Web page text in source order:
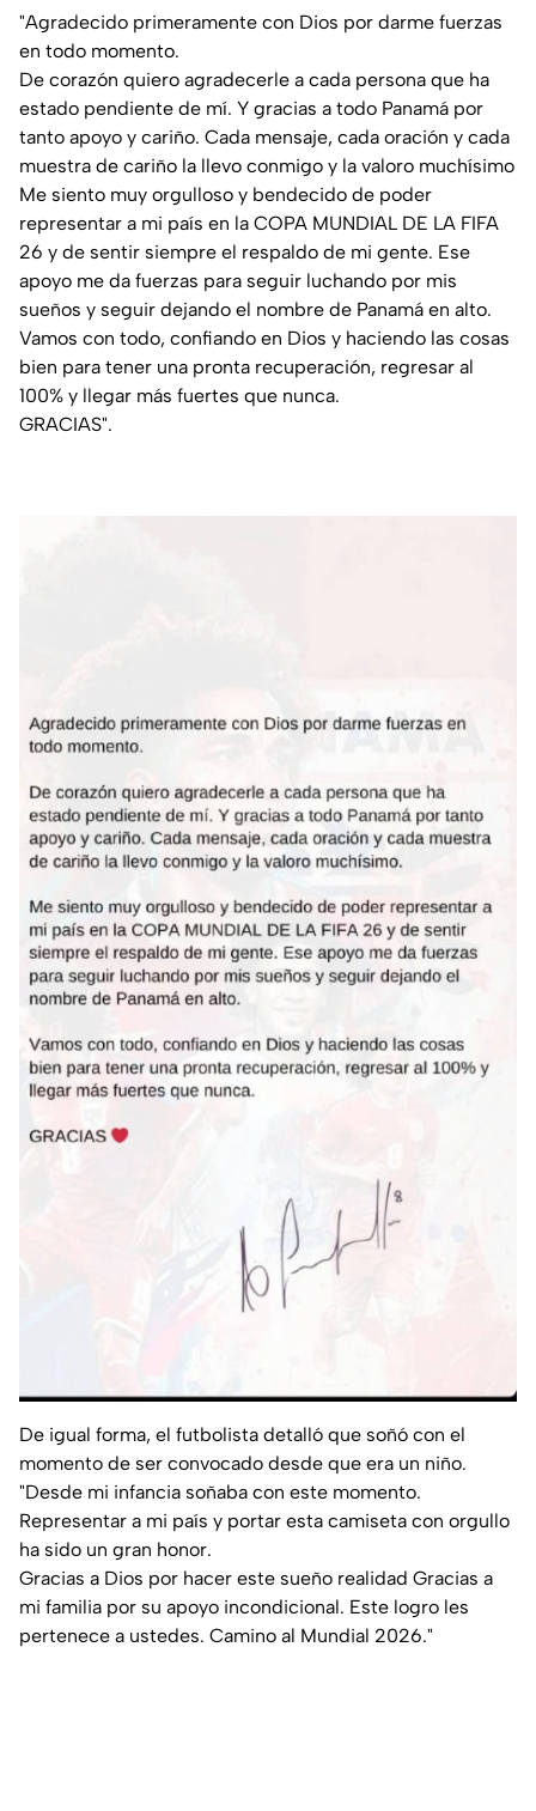
"Agradecido primeramente con Dios por darme fuerzas
en todo momento.
De corazón quiero agradecerle a cada persona que ha
estado pendiente de mí. Y gracias a todo Panamá por
tanto apoyo y cariño. Cada mensaje, cada oración y cada
muestra de cariño la llevo conmigo y la valoro muchísimo
Me siento muy orgulloso y bendecido de poder
representar a mi país en la COPA MUNDIAL DE LA FIFA
26 y de sentir siempre el respaldo de mi gente. Ese
apoyo me da fuerzas para seguir luchando por mis
sueños y seguir dejando el nombre de Panamá en alto.
Vamos con todo, confiando en Dios y haciendo las cosas
bien para tener una pronta recuperación, regresar al
100% y llegar más fuertes que nunca.
GRACIAS".
De igual forma, el futbolista detalló que soñó con el
momento de ser convocado desde que era un niño.
"Desde mi infancia soñaba con este momento.
Representar a mi país y portar esta camiseta con orgullo
ha sido un gran honor.
Gracias a Dios por hacer este sueño realidad Gracias a
mi familia por su apoyo incondicional. Este logro les
pertenece a ustedes. Camino al Mundial 2026."